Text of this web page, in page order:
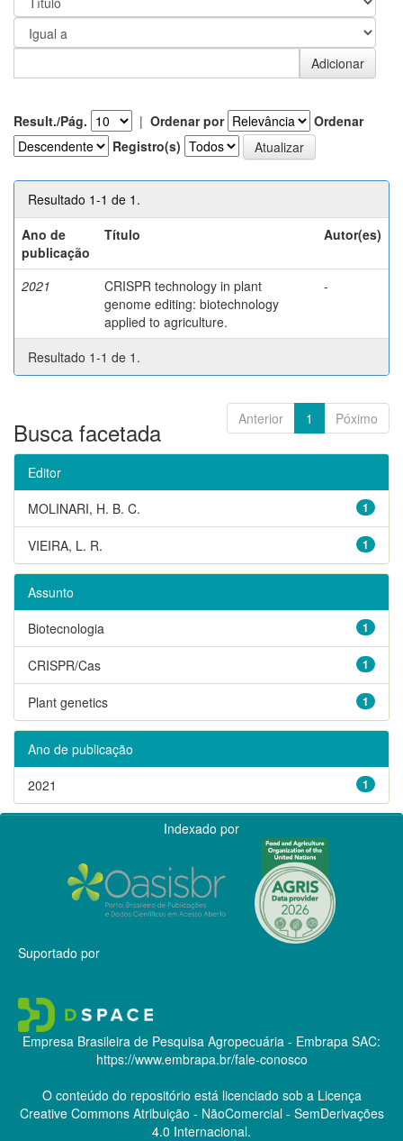
Result./Pág. | Ordenar por
Ordenar
Registro(s)
Resultado 1-1 de 1.
Ano de
publicação
Título Autor(es)
2021
CRISPR technology in plant
genome editing: biotechnology
applied to agriculture.
-
Resultado 1-1 de 1.
Anterior 1 Póximo
Busca facetada
Editor
1
MOLINARI, H. B. C.
1
VIEIRA, L. R.
Assunto
1
Biotecnologia
1
CRISPR/Cas
1
Plant genetics
Ano de publicação
1
2021
Indexado por
Suportado por
Empresa Brasileira de Pesquisa Agropecuária - Embrapa SAC:
https://www.embrapa.br/fale-conosco
O conteúdo do repositório está licenciado sob a Licença
Creative CommonsAtribuição - NãoComercial - SemDerivações
4.0 Internacional.